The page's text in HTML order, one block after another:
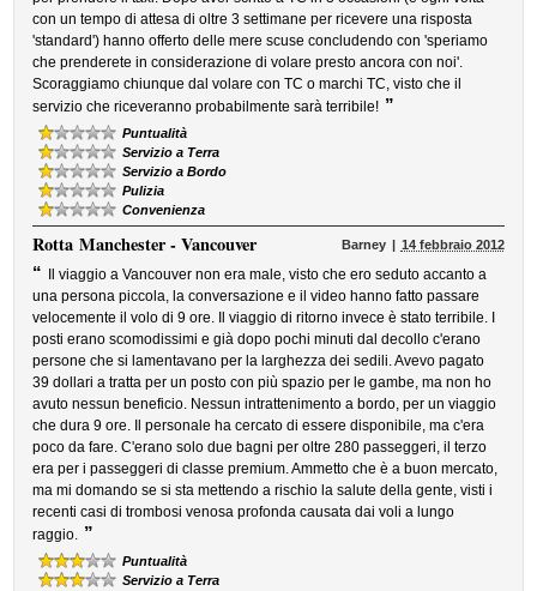
con un tempo di attesa di oltre 3 settimane per ricevere una risposta
'standard') hanno offerto delle mere scuse concludendo con 'speriamo
che prenderete in considerazione di volare presto ancora con noi'.
Scoraggiamo chiunque dal volare con TC o marchi TC, visto che il
servizio che riceveranno probabilmente sarà terribile! ”
Puntualità
Servizio a Terra
Servizio a Bordo
Pulizia
Convenienza
RottaManchester - Vancouver Barney 14 febbraio 2012
“
Il viaggio a Vancouver non era male, visto che ero seduto accanto a
una persona piccola, la conversazione e il video hanno fatto passare
velocemente il volo di 9 ore. Il viaggio di ritorno invece è stato terribile. I
posti erano scomodissimi e già dopo pochi minuti dal decollo c'erano
persone che si lamentavano per la larghezza dei sedili. Avevo pagato
39 dollari a tratta per un posto con più spazio per le gambe, ma non ho
avuto nessun beneficio. Nessun intrattenimento a bordo, per un viaggio
che dura 9 ore. Il personale ha cercato di essere disponibile, ma c'era
poco da fare. C'erano solo due bagni per oltre 280 passeggeri, il terzo
era per i passeggeri di classe premium. Ammetto che è a buon mercato,
ma mi domando se si sta mettendo a rischio la salute della gente, visti i
recenti casi di trombosi venosa profonda causata dai voli a lungo
raggio. ”
Puntualità
Servizio a Terra